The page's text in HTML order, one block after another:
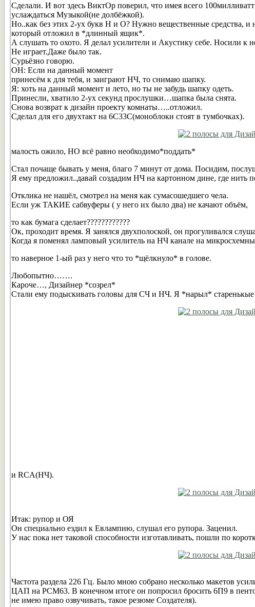
Сделали. И вот здесь ВиктОр поверил, что имея всего
услаждаться Музыкой(не долбёжкой).
Но..как без этих 2-ух букв Н и О? Нужно вещественные средства, и
который отложил в *длинный ящик*.
А слушать то охото. Я делал усилители и Акустику себе. Носили к
Не играет.Даже было так.
Сурьёзно говорю.
ОН: Если на данный момент
принесём к для тебя, и заиграют НЧ, то снимаю шапку.
Я: хоть на данный момент и лето, но ты не забудь шапку одеть.
Принесли, хватило 2-ух секунд прослушки…шапка была снята.
Снова возврат к дизайн проекту комнаты…..отложил.
Сделал для его двухтакт на 6С33С(моноблоки стоят в тумбочках).
малость ожило, НО всё равно необходимо*поддать*
Стал почаще бывать у меня, благо 7 минут от дома. Посидим,
Я ему предложил..давай создадим НЧ на картонном дине, где нить
Отклика не нашёл, смотрел на меня как сумасошедшего чела.
Если уж ТАКИЕ сабвуферы ( у него их было два) не качают объём,
то как бумага сделает????????????
Ок, проходит время. Я занялся двухполоской, он прогуливался
Когда я поменял ламповый усилитель на НЧ канале на
то наверное 1-ый раз у него что то *щёлкнуло* в голове.
Любопытно…….
Кароче…, Дизайнер *созрел*
Стали ему подыскивать головы для СЧ и НЧ. Я *нарыл*
и RCA(НЧ).
Итак: рупор и ОЯ
Он специально ездил к Евлампию, слушал его рупора. Заценил.
У нас пока нет таковой способности изготавливать, пошли по
Частота раздела 226 Гц. Было мною собрано несколько макетов
ЦАП на РСМ63. В конечном итоге он попросил бросить 6П9 в
не имею право озвучивать, такое резюме Создателя).